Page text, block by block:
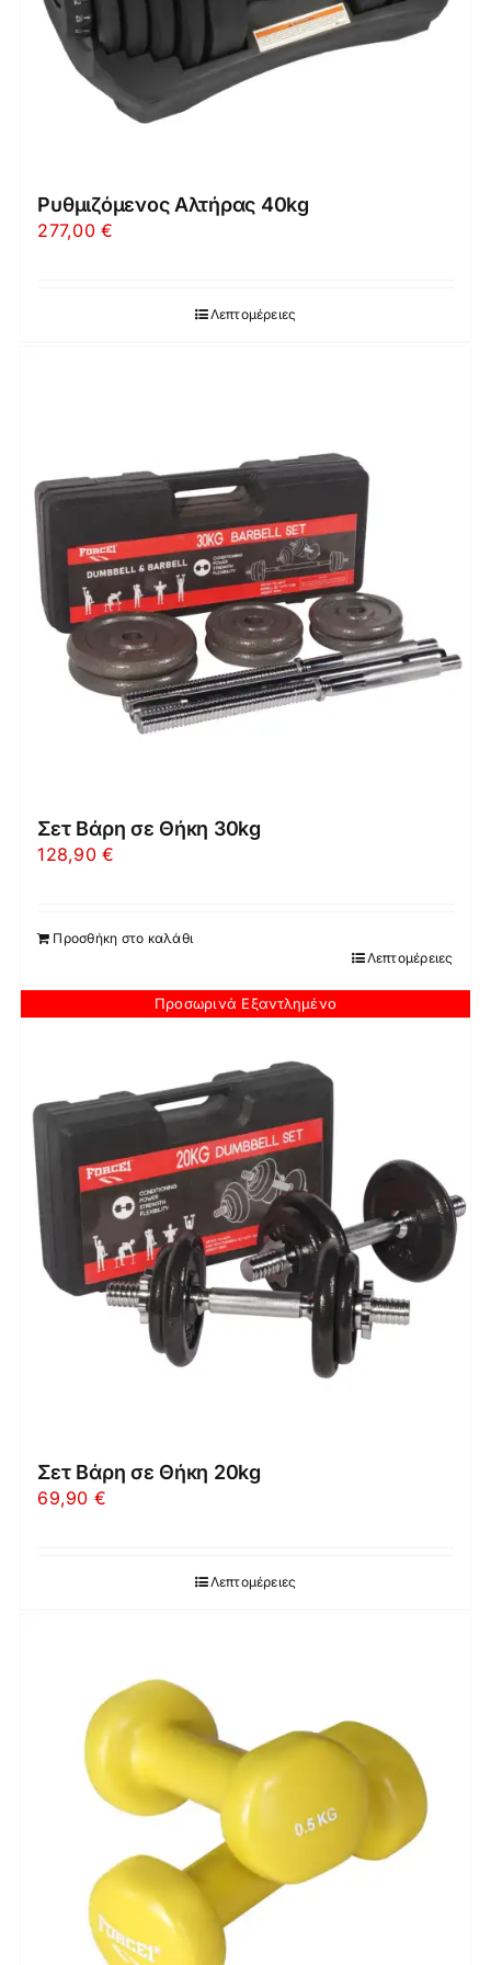
Ρυθμιζόμενος Αλτήρας 40kg
277,00€
Λεπτομέρειες
Σετ Βάρη σε Θήκη 30kg
128,90€
Προσθήκη στο καλάθι
Λεπτομέρειες
Προσωρινά Εξαντλημένο
Σετ Βάρη σε Θήκη 20kg
69,90 €
Λεπτομέρειες